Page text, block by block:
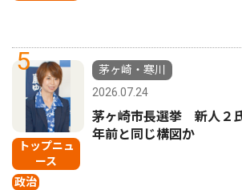
5
トップニュ
ース
政治
茅ヶ崎・寒川
2026.07.24
茅ヶ崎市長選挙 新人２
年前と同じ構図か